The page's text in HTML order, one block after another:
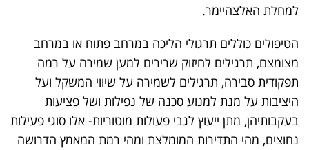
למחלת האלצהיימר.
הטיפולים כוללים תרגולי הליכה במרחב פתוח או במרחב
מצומצם, תרגילים לחיזוק שרירים למען שמירה על רמה
תפקודית סבירה, תרגילים לשמירה על שיווי המשקל ועל
היציבות על מנת למנוע סכנה של נפילות ושל פציעות
בעקבותיהן, מתן ייעוץ לגבי פעולות מוטוריות- אלו סוגי פעילות
נחוצים, מהי התדירות המומלצת ומהי רמת המאמץ הדרושה